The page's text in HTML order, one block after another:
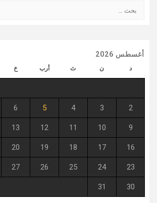
عن:
أغسطس 2026
د ن ث أرب خ
2
3
4
5
6
9
10
11
12
13
16
17
18
19
20
23
24
25
26
27
30
31